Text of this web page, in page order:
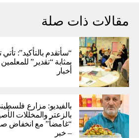
مقالات ذات صلة
“سأتقدم بالتأكيد”:
بمثابة “تقدير”
أخبار
بالفيديو: مزارع
بالزعتر والمخللات
“غامضاً” ​​مع انخفاض
– خبر